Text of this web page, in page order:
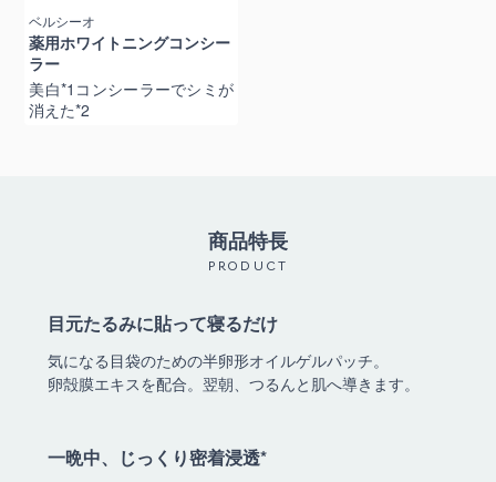
ベルシーオ
薬用ホワイトニングコンシー
ラー
美白*1コンシーラーでシミが
消えた*2
商品特長
PRODUCT
目元たるみに貼って寝るだけ
気になる目袋のための半卵形オイルゲルパッチ。
卵殻膜エキスを配合。翌朝、つるんと肌へ導きます。
一晩中、じっくり密着浸透*